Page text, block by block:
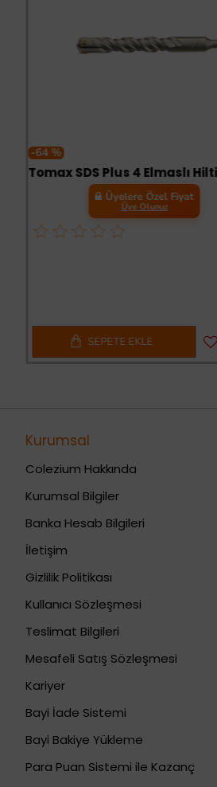
-64 %
Üyelere Özel Fiyat
Üye Olunuz
SEPETE EKLE
Kurumsal
Colezium Hakkında
Kurumsal Bilgiler
Banka Hesab Bilgileri
İletişim
Gizlilik Politikası
Kullanıcı Sözleşmesi
Teslimat Bilgileri
Mesafeli Satış Sözleşmesi
Kariyer
Bayi İade Sistemi
Bayi Bakiye Yükleme
Para Puan Sistemi ile Kazanç